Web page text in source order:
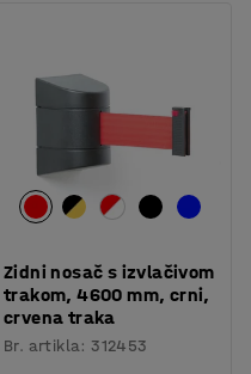
Zidni nosač s izvlačivom
trakom, 4600 mm, crni,
crvena traka
Br. artikla:312453